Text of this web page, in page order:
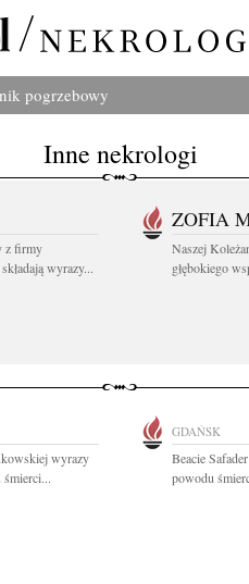
pogrzebowy
Inne nekrologi
z firmy
wyrazy...
ZOFIA
Naszej
głębokiego
wyrazy
śmierci...
GDAŃSK
Beacie
powodu